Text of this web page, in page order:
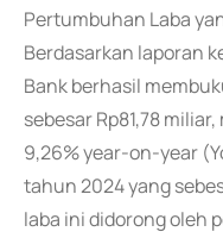
Pertumbuhan Laba
Berdasarkan laporan
Bank berhasil
sebesar Rp81,78
9,26% year-on-year
tahun 2024 yang
laba ini didorong oleh